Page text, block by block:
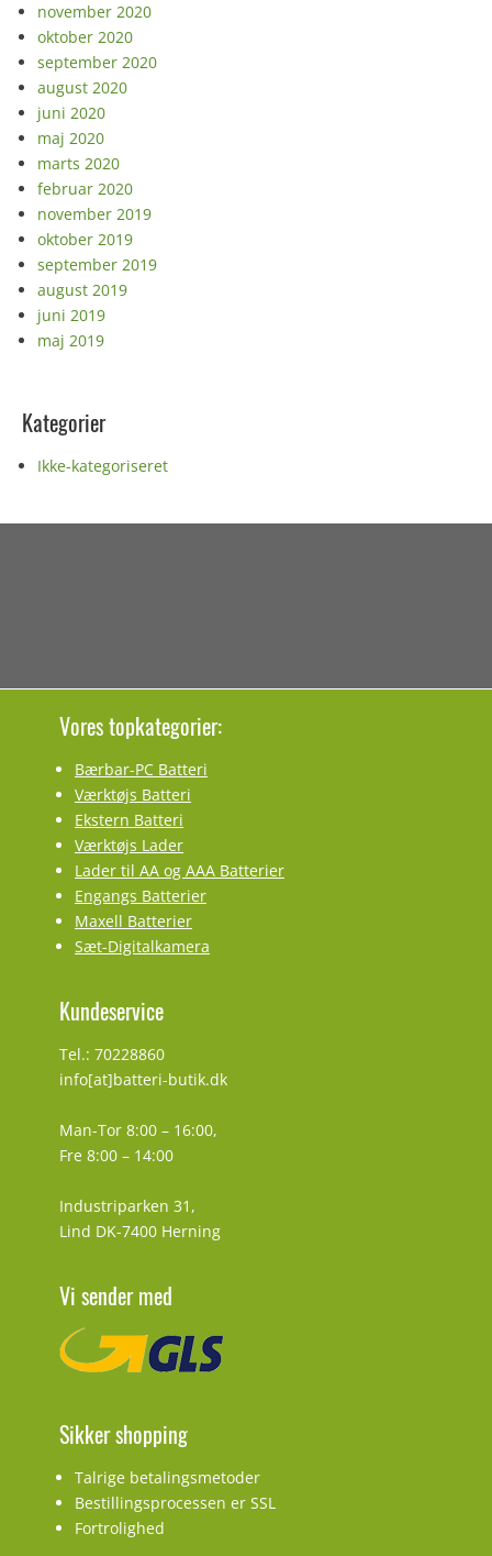
november 2020
oktober 2020
september 2020
august 2020
juni 2020
maj 2020
marts 2020
februar 2020
november 2019
oktober 2019
september 2019
august 2019
juni 2019
maj 2019
Kategorier
Ikke-kategoriseret
Vores topkategorier:
Bærbar-PC Batteri
Værktøjs Batteri
Ekstern Batteri
Værktøjs Lader
Lader til AA og AAA Batterier
Engangs Batterier
Maxell Batterier
Sæt-Digitalkamera
Kundeservice
Tel.: 70228860
info[at]batteri-butik.dk
Man-Tor 8:00 – 16:00,
Fre 8:00 – 14:00
Industriparken 31,
Lind DK-7400 Herning
Vi sender med
Sikker shopping
Talrige betalingsmetoder
Bestillingsprocessen er SSL
Fortrolighed